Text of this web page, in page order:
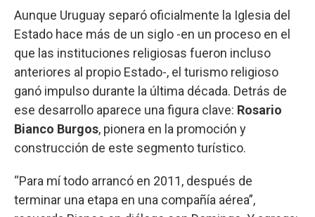
Aunque Uruguay separó oficialmente la Iglesia del
Estado hace más de un siglo -en un proceso en el
que las instituciones religiosas fueron incluso
anteriores al propio Estado-, el turismo religioso
ganó impulso durante la última década. Detrás de
ese desarrollo aparece una figura clave: Rosario
Bianco Burgos, pionera en la promoción y
construcción de este segmento turístico.
“Para mí todo arrancó en 2011, después de
terminar una etapa en una compañía aérea”,